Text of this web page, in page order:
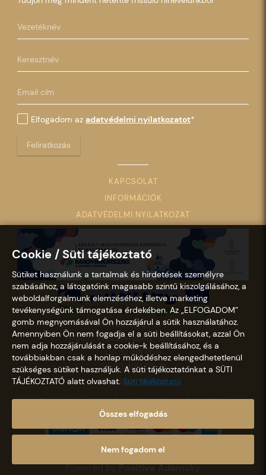
Elfogadom az adatvédelmi nyilatkozatot*
Feliratkozás
KAPCSOLAT
INFORMÁCIÓK
ADATVÉDELMI NYILATKOZAT
Nemzeti Kegyhely
H-3077, Mátraverebély-Szentkút 14.
06 32 418 029
06 20 400 58 78
info@szentkut.hu
Számlaszám: 11600006-00000000-30458365
Copyright © 2021 - 2026 Szentkút |
Powered byPositive Adamsky
Cookie / Süti tájékoztató
Sütiket használunk a tartalmak és hirdetések személyre
szabásához, a látogatóink magasabb szintű kiszolgálásához, a
weboldalforgalmunk elemzéséhez, illetve marketing
tevékenységünk támogatása érdekében. Az „ELFOGADOM”
gomb megnyomásával Ön hozzájárul a sütik használatához.
Amennyiben Ön nem fogadja el a süti beállításokat, azzal Ön
nem adja hozzájárulását a cookie-k beállításához, és a
továbbiakban csak a honlap működéshez elengedhetetlenül
szükséges sütiket használjuk. A süti tájékoztatónkat a SÜTI
TÁJÉKOZTATÓ alatt olvashat. Süti tájékoztató
Összes elfogadás
Nem fogadom el